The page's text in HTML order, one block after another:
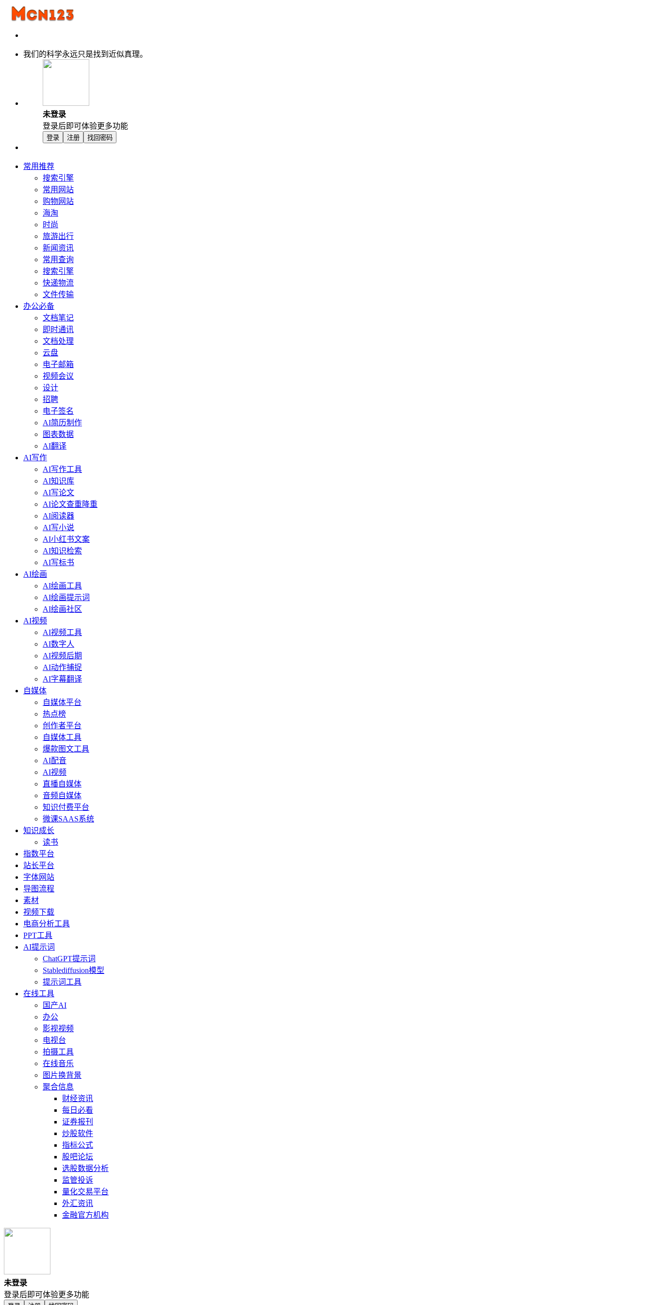
我们的科学永远只是找到近似真理。
未登录
登录后即可体验更多功能
登录 注册 找回密码
常用推荐
搜索引擎
常用网站
购物网站
海淘
时尚
旅游出行
新闻资讯
常用查询
搜索引擎
快递物流
文件传输
办公必备
文档笔记
即时通讯
文档处理
云盘
电子邮箱
视频会议
设计
招聘
电子签名
AI简历制作
图表数据
AI翻译
AI写作
AI写作工具
AI知识库
AI写论文
AI论文查重降重
AI阅读器
AI写小说
AI小红书文案
AI知识检索
AI写标书
AI绘画
AI绘画工具
AI绘画提示词
AI绘画社区
AI视频
AI视频工具
AI数字人
AI视频后期
AI动作捕捉
AI字幕翻译
自媒体
自媒体平台
热点榜
创作者平台
自媒体工具
爆款图文工具
AI配音
AI视频
直播自媒体
音频自媒体
知识付费平台
微课SAAS系统
知识成长
读书
指数平台
站长平台
字体网站
导图流程
素材
视频下载
电商分析工具
PPT工具
AI提示词
ChatGPT提示词
Stablediffusion模型
提示词工具
在线工具
国产AI
办公
影视视频
电视台
拍摄工具
在线音乐
图片换背景
聚合信息
财经资讯
每日必看
证券报刊
炒股软件
指标公式
股吧论坛
选股数据分析
监管投诉
量化交易平台
外汇资讯
金融官方机构
未登录
登录后即可体验更多功能